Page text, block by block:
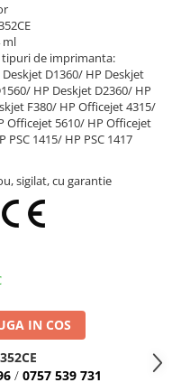
ml
de imprimanta:
D1360/ HP Deskjet
HP Deskjet D2360/ HP
F380/ HP Officejet 4315/
Officejet 5610/ HP Officejet
PSC 1415/ HP PSC 1417
sigilat, cu garantie
IN COS
/ 0757 539 731